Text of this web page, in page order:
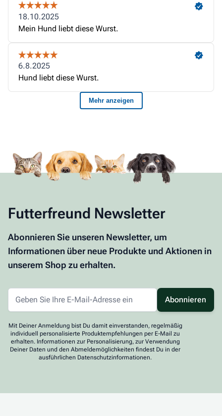
Futterfreund Newsletter
Abonnieren Sie unseren Newsletter, um
Informationen über neue Produkte und Aktionen in
unserem Shop zu erhalten.
Abonnieren
Mit Deiner Anmeldung bist Du damit einverstanden, regelmäßig
individuell personalisierte Produktempfehlungen per E-Mail zu
erhalten. Informationen zur Personalisierung, zur Verwendung
Deiner Daten und den Abmeldemöglichkeiten findest Du in der
ausführlichen Datenschutzinformationen.